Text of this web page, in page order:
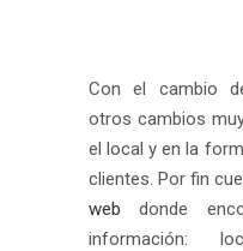
Con el cambio
otros cambios
el local y en la
clientes. Por fin
web donde
información: